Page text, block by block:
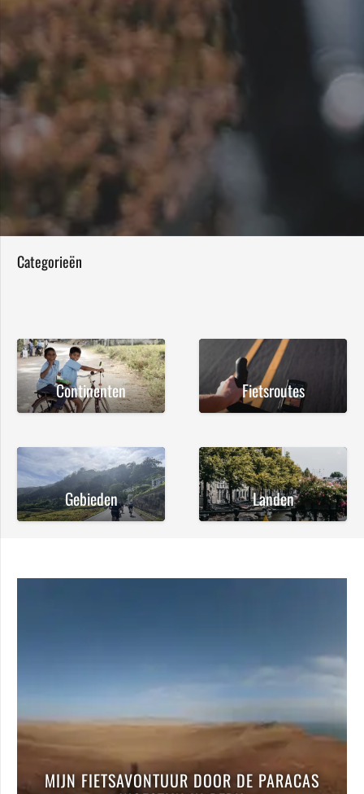
Categorieën
Continenten Fietsroutes
Gebieden Landen
MIJN FIETSAVONTUUR DOOR DE PARACAS